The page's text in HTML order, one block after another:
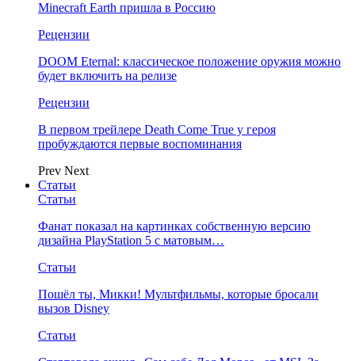
Minecraft Earth пришла в Россию
Рецензии
DOOM Eternal: классическое положение оружия можно
будет включить на релизе
Рецензии
В первом трейлере Death Come True у героя
пробуждаются первые воспоминания
Prev Next
Статьи
Статьи
Фанат показал на картинках собственную версию
дизайна PlayStation 5 с матовым…
Статьи
Пошёл ты, Микки! Мультфильмы, которые бросали
вызов Disney
Статьи